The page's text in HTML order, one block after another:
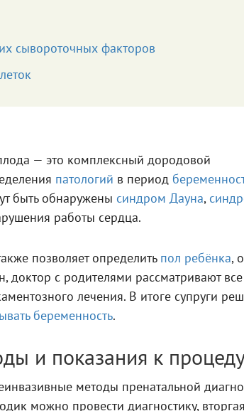
сывороточных факторов
— это комплексный дородовой
патологий в период
быть обнаружены синдром Дауна,
работы сердца.
позволяет определитьпол ребёнка,
доктор с родителями рассматривают все
лечения. В итоге супруги
беременность.
и показания к
методы пренатальной
можно провести диагностику,